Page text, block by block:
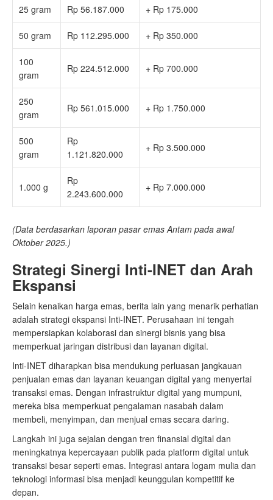
25 gram Rp 56.187.000 + Rp 175.000
50 gram Rp 112.295.000 + Rp 350.000
100
gram
Rp 224.512.000 + Rp 700.000
250
gram
Rp 561.015.000 + Rp 1.750.000
500
gram
Rp
1.121.820.000
+ Rp 3.500.000
1.000 g
Rp
2.243.600.000
+ Rp 7.000.000
(Data berdasarkan laporan pasar emas Antam pada awal
Oktober 2025.)
Strategi Sinergi Inti-INET dan Arah
Ekspansi
Selain kenaikan harga emas, berita lain yang menarik perhatian
adalah strategi ekspansi Inti-INET. Perusahaan ini tengah
mempersiapkan kolaborasi dan sinergi bisnis yang bisa
memperkuat jaringan distribusi dan layanan digital.
Inti-INET diharapkan bisa mendukung perluasan jangkauan
penjualan emas dan layanan keuangan digital yang menyertai
transaksi emas. Dengan infrastruktur digital yang mumpuni,
mereka bisa memperkuat pengalaman nasabah dalam
membeli, menyimpan, dan menjual emas secara daring.
Langkah ini juga sejalan dengan tren finansial digital dan
meningkatnya kepercayaan publik pada platform digital untuk
transaksi besar seperti emas. Integrasi antara logam mulia dan
teknologi informasi bisa menjadi keunggulan kompetitif ke
depan.